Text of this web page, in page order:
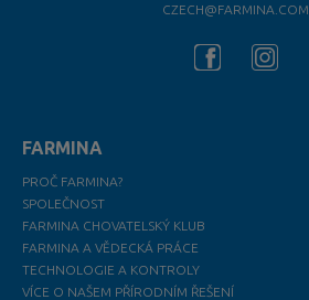
CZECH@FARMINA.COM
FARMINA
PROČ FARMINA?
SPOLEČNOST
FARMINA CHOVATELSKÝ KLUB
FARMINA A VĚDECKÁ PRÁCE
TECHNOLOGIE A KONTROLY
VÍCE O NAŠEM PŘÍRODNÍM ŘEŠENÍ